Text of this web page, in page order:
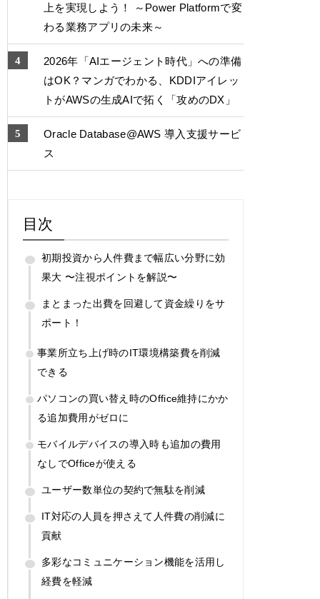
上を実現しよう！ ～Power Platformで変
わる業務アプリの未来～
2026年「AIエージェント時代」への準備
はOK？マンガでわかる、KDDIアイレッ
トがAWSの生成AIで拓く「攻めのDX」
Oracle Database@AWS 導入支援サービ
ス
目次
初期投資から人件費まで幅広い分野に効
果大 〜注視ポイントを解説〜
まとまった出費を回避して資金繰りをサ
ポート！
事業所立ち上げ時のIT環境構築費を削減
できる
パソコンの買い替え時のOffice維持にかか
る追加費用がゼロに
モバイルデバイスの導入時も追加の費用
なしでOfficeが使える
ユーザー数単位の契約で無駄を削減
IT対応の人員を押さえて人件費の削減に
貢献
多彩なコミュニケーション機能を活用し
経費を軽減